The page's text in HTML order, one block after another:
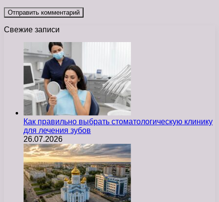
Свежие записи
Как правильно выбрать стоматологическую клинику
для лечения зубов
26.07.2026